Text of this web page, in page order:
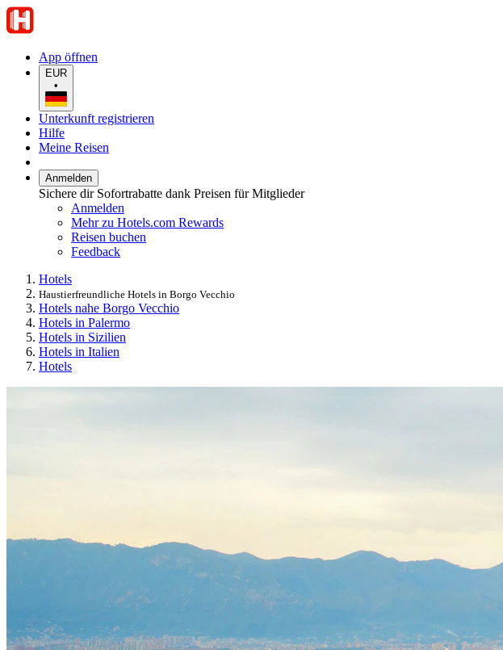
App öffnen
EUR
•
Unterkunft registrieren
Hilfe
Meine Reisen
Anmelden
Sichere dir Sofortrabatte dank Preisen für Mitglieder
Anmelden
Mehr zu Hotels.com Rewards
Reisen buchen
Feedback
Hotels
Haustierfreundliche Hotels in Borgo Vecchio
Hotels nahe Borgo Vecchio
Hotels in Palermo
Hotels in Sizilien
Hotels in Italien
Hotels